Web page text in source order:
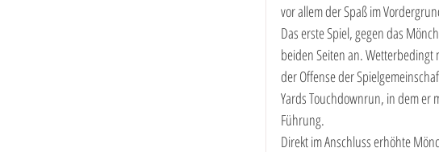
vor allem der Spaß im
Das erste Spiel, gegen das
beiden Seiten an. Wetterbedingt
der Offense der
Yards Touchdownrun, in dem er
Führung.
Direkt im Anschluss erhöhte